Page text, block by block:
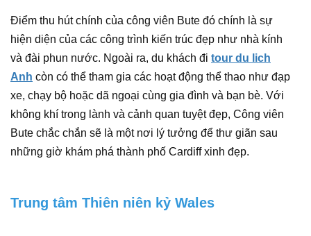
Điểm thu hút chính của công viên Bute đó chính là sự
hiện diện của các công trình kiến trúc đẹp như nhà kính
và đài phun nước. Ngoài ra, du khách đi tour du lich
Anh còn có thể tham gia các hoạt động thể thao như đạp
xe, chạy bộ hoặc dã ngoại cùng gia đình và bạn bè. Với
không khí trong lành và cảnh quan tuyệt đẹp, Công viên
Bute chắc chắn sẽ là một nơi lý tưởng để thư giãn sau
những giờ khám phá thành phố Cardiff xinh đẹp.
Trung tâm Thiên niên kỷ Wales